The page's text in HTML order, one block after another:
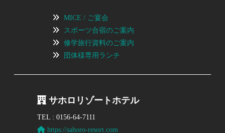
MICE / ご宴会
スポーツ合宿のご案内
修学旅行資料のご案内
団体様専用ランチ
サホロリゾートホテル
TEL : 0156-64-7111
https://sahoro-resort.com